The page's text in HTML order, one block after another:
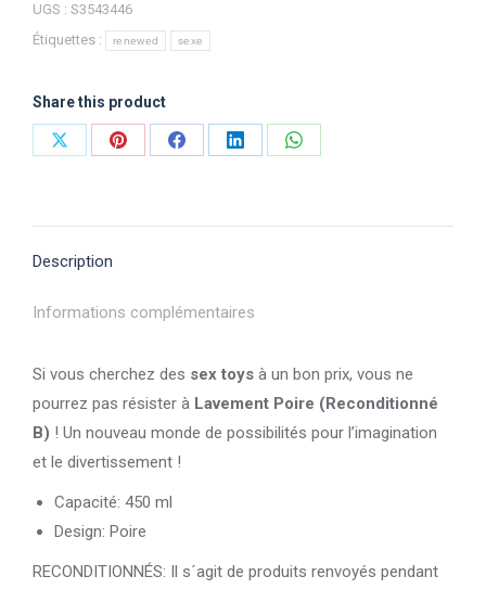
UGS : S3543446
Étiquettes :
renewed sexe
Share this product
PartagerPartagerPartagerPartagerPartager
Description
Informations complémentaires
Si vous cherchez des sex toys à un bon prix, vous ne
pourrez pas résister à Lavement Poire (Reconditionné
B) ! Un nouveau monde de possibilités pour l’imagination
et le divertissement !
Capacité: 450 ml
Design: Poire
RECONDITIONNÉS: Il s´agit de produits renvoyés pendant